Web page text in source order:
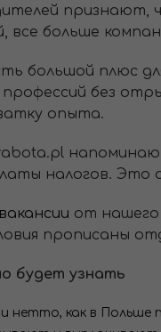
все больше
большой плюс
профессий без
опыта.
налогов.
от нашего
прописаны
будет узнать
нетто, как в Польше